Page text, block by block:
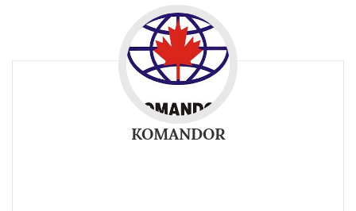
KOMANDOR